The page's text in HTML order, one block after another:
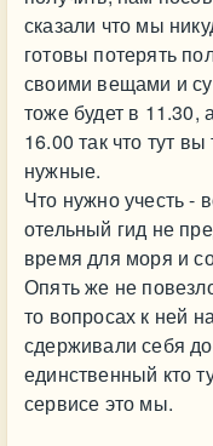
сказали что мы
готовы потерять
своими вещами и
тоже будет в 11.30,
16.00 так что тут
нужные.
Что нужно учесть -
отельный гид не
время для моря и
Опять же не
то вопросах к ней
сдерживали себя
единственный кто
сервисе это мы.